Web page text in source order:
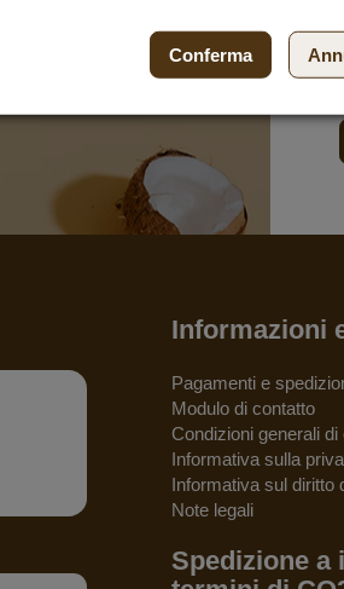
Informazioni
Pagamenti e
Modulo di contatto
Condizioni generali di
Informativa sulla
Informativa sul diritto
Note legali
Spedizione a
Conferma